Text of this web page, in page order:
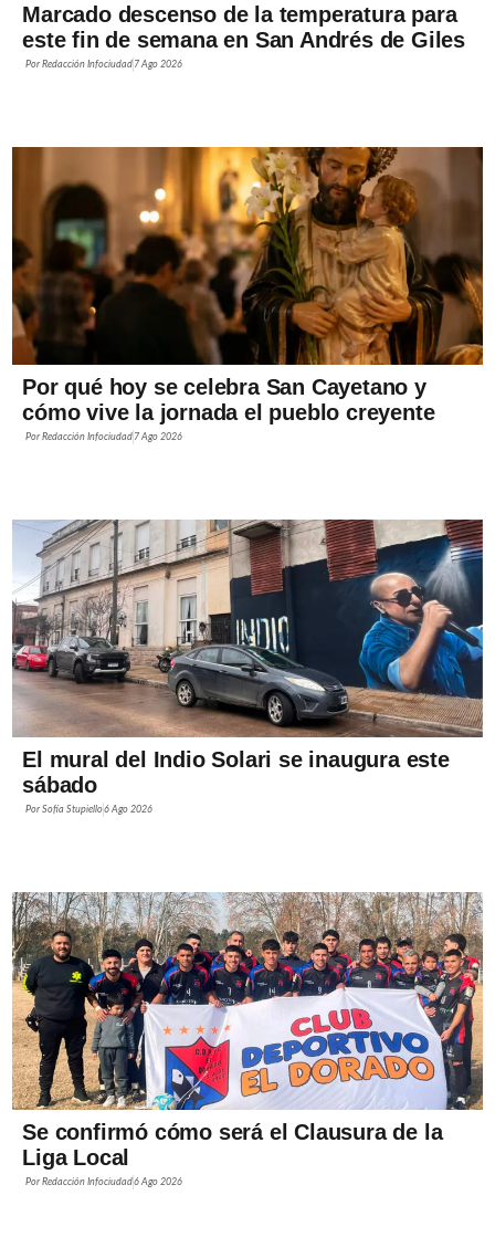
Marcado descenso de la temperatura para
este fin de semana en San Andrés de Giles
PorRedacción Infociudad 7 Ago 2026
Por qué hoy se celebra San Cayetano y
cómo vive la jornada el pueblo creyente
PorRedacción Infociudad 7 Ago 2026
El mural del Indio Solari se inaugura este
sábado
PorSofía Stupiello6 Ago 2026
Se confirmó cómo será el Clausura de la
Liga Local
PorRedacción Infociudad6 Ago 2026